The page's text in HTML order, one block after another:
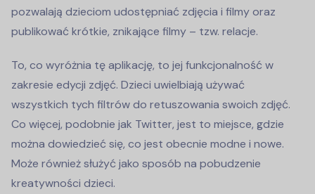
pozwalają dzieciom udostępniać zdjęcia i filmy oraz
publikować krótkie, znikające filmy – tzw. relacje.
To, co wyróżnia tę aplikację, to jej funkcjonalność w
zakresie edycji zdjęć. Dzieci uwielbiają używać
wszystkich tych filtrów do retuszowania swoich zdjęć.
Co więcej, podobnie jak Twitter, jest to miejsce, gdzie
można dowiedzieć się, co jest obecnie modne i nowe.
Może również służyć jako sposób na pobudzenie
kreatywności dzieci.